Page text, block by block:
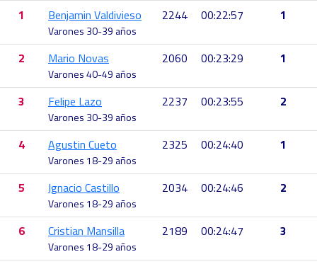
1
Benjamin Valdivieso
Varones 30-39 años
2244 00:22:57 1
2 Mario Novas
Varones 40-49 años
2060 00:23:29 1
3 Felipe Lazo
Varones 30-39 años
2237 00:23:55 2
4 Agustin Cueto
Varones 18-29 años
2325 00:24:40 1
5 Ignacio Castillo
Varones 18-29 años
2034 00:24:46 2
6 Cristian Mansilla
Varones 18-29 años
2189 00:24:47 3